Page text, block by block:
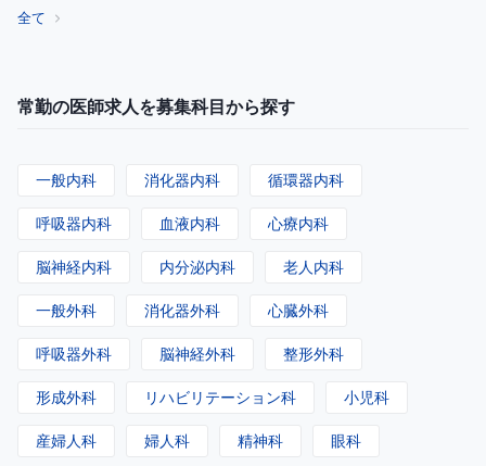
全て
常勤の医師求人を募集科目から探す
一般内科 消化器内科 循環器内科
呼吸器内科 血液内科 心療内科
脳神経内科 内分泌内科 老人内科
一般外科 消化器外科 心臓外科
呼吸器外科 脳神経外科 整形外科
形成外科 リハビリテーション科 小児科
産婦人科 婦人科 精神科 眼科